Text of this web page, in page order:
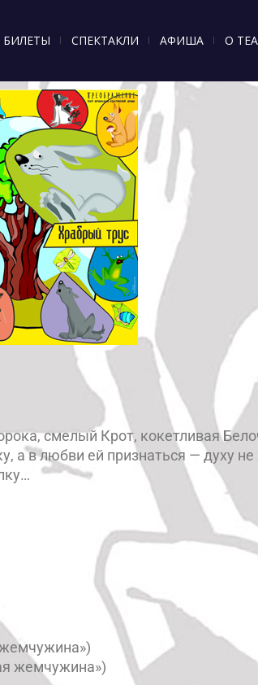
БИЛЕТЫ СПЕКТАКЛИ АФИША О
смелый Крот, кокетливая
а в любви ей признаться — духу
жемчужина»)